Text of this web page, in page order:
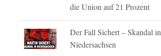
die Union auf 21 Prozent
Der Fall Sichert – Skandal in
Niedersachsen